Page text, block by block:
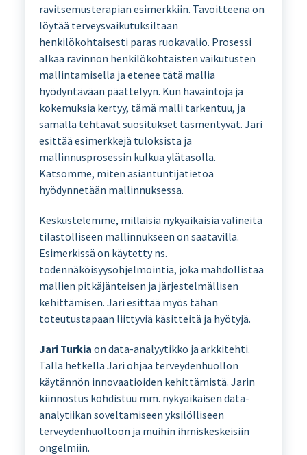
ravitsemusterapian esimerkkiin. Tavoitteena on
löytää terveysvaikutuksiltaan
henkilökohtaisesti paras ruokavalio. Prosessi
alkaa ravinnon henkilökohtaisten vaikutusten
mallintamisella ja etenee tätä mallia
hyödyntävään päättelyyn. Kun havaintoja ja
kokemuksia kertyy, tämä malli tarkentuu, ja
samalla tehtävät suositukset täsmentyvät. Jari
esittää esimerkkejä tuloksista ja
mallinnusprosessin kulkua ylätasolla.
Katsomme, miten asiantuntijatietoa
hyödynnetään mallinnuksessa.
Keskustelemme, millaisia nykyaikaisia välineitä
tilastolliseen mallinnukseen on saatavilla.
Esimerkissä on käytetty ns.
todennäköisyysohjelmointia, joka mahdollistaa
mallien pitkäjänteisen ja järjestelmällisen
kehittämisen. Jari esittää myös tähän
toteutustapaan liittyviä käsitteitä ja hyötyjä.
Jari Turkia on data-analyytikko ja arkkitehti.
Tällä hetkellä Jari ohjaa terveydenhuollon
käytännön innovaatioiden kehittämistä. Jarin
kiinnostus kohdistuu mm. nykyaikaisen data-
analytiikan soveltamiseen yksilölliseen
terveydenhuoltoon ja muihin ihmiskeskeisiin
ongelmiin.